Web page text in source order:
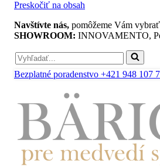
Preskočiť na obsah
Navštívte nás, pomôžeme Vám
SHOWROOM: INNOVAMENTO,
Search
for...
Bezplatné poradenstvo +421 948 107